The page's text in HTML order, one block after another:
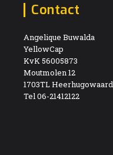
Contact
Angelique Buwalda
YellowCap
KvK 56005873
Moutmolen 12
1703TL Heerhugowaard
Tel 06-21412122